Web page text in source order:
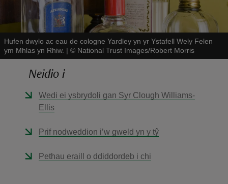
Hufen dwylo ac eau de cologne Yardley yn yr Ystafell Wely Felen
ym Mhlas yn Rhiw. | © National Trust Images/Robert Morris
Neidio i
Wedi ei ysbrydoli gan Syr Clough Williams-
Ellis
Prif nodweddion i’w gweld yn y tŷ
Pethau eraill o ddiddordeb i chi